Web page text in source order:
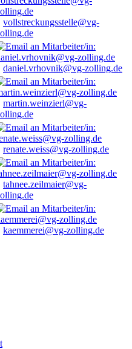
vollstreckungsstelle@vg-
daniel.vrhovnik@vg-zolling.de
martin.weinzierl@vg-
renate.weiss@vg-zolling.de
tahnee.zeilmaier@vg-
kaemmerei@vg-zolling.de